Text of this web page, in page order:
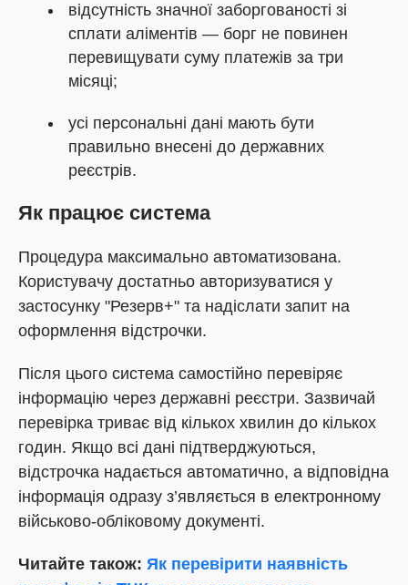
відсутність значної заборгованості зі
сплати аліментів — борг не повинен
перевищувати суму платежів за три
місяці;
усі персональні дані мають бути
правильно внесені до державних
реєстрів.
Як працює система
Процедура максимально автоматизована.
Користувачу достатньо авторизуватися у
застосунку "Резерв+" та надіслати запит на
оформлення відстрочки.
Після цього система самостійно перевіряє
інформацію через державні реєстри. Зазвичай
перевірка триває від кількох хвилин до кількох
годин. Якщо всі дані підтверджуються,
відстрочка надається автоматично, а відповідна
інформація одразу з’являється в електронному
військово-обліковому документі.
Читайте також: Як перевірити наявність